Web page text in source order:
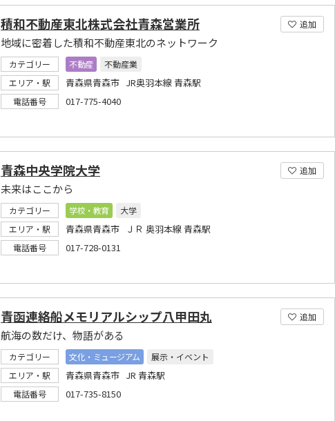
追加
積和不動産東北株式会社青森営業所
地域に密着した積和不動産東北のネットワーク
カテゴリー 不動産
不動産業
エリア・駅
青森県青森市 JR奥羽本線 青森駅
電話番号 017-775-4040
追加
青森中央学院大学
未来はここから
カテゴリー 学校・教育
大学
エリア・駅
青森県青森市 ＪＲ 奥羽本線 青森駅
電話番号 017-728-0131
追加
青函連絡船メモリアルシップ八甲田丸
航海の数だけ、物語がある
カテゴリー 文化・ミュージアム
展示・イベント
エリア・駅
青森県青森市 JR 青森駅
電話番号 017-735-8150